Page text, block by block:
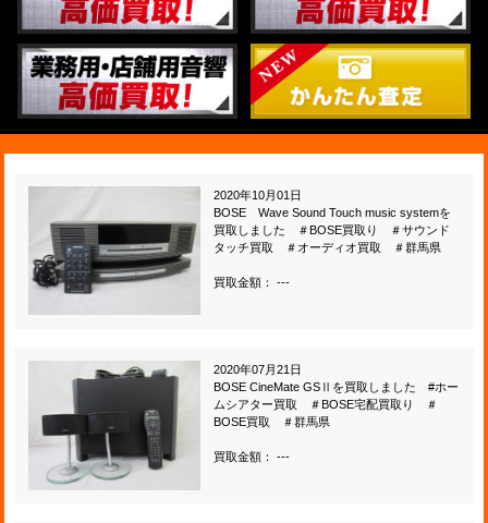
2020年10月01日
BOSE Wave Sound Touch music systemを
買取しました ＃BOSE買取り ＃サウンド
タッチ買取 ＃オーディオ買取 ＃群馬県
買取金額： ---
2020年07月21日
BOSE CineMate GSⅡを買取しました #ホー
ムシアター買取 ＃BOSE宅配買取り ＃
BOSE買取 ＃群馬県
買取金額： ---